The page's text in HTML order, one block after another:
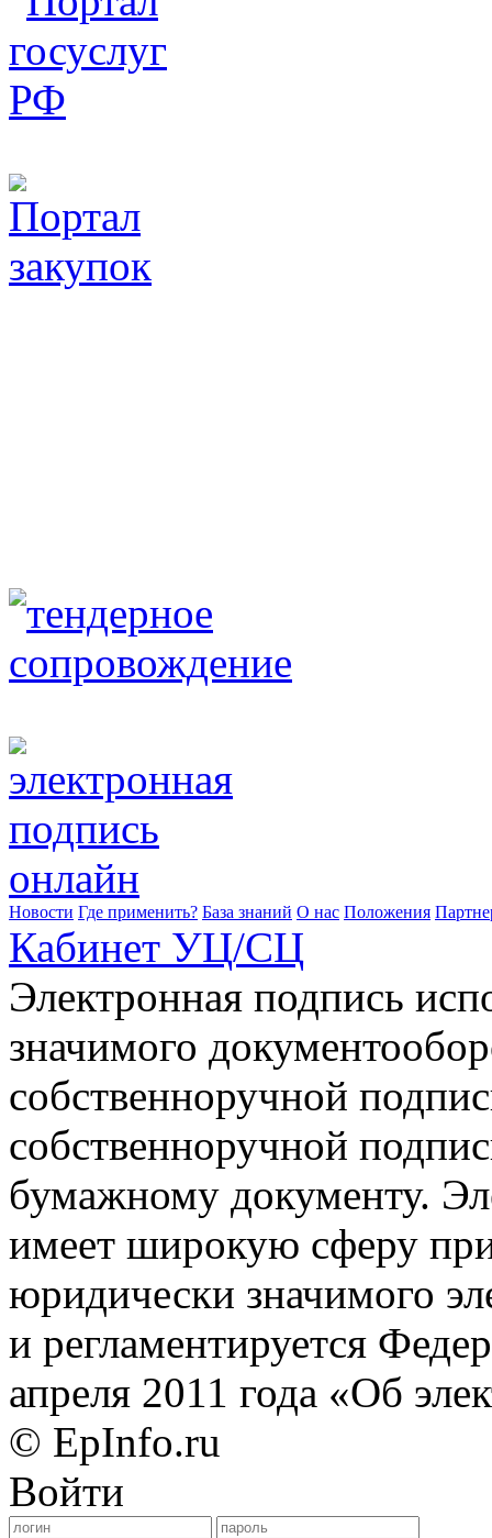
Новости Где применить? База знаний О нас Положения
Кабинет УЦ/СЦ
Электронная подпись
значимого
собственноручной
собственноручной
бумажному документу.
имеет широкую сферу
юридически значимого
и регламентируется
апреля 2011 года «Об
© EpInfo.ru
Войти